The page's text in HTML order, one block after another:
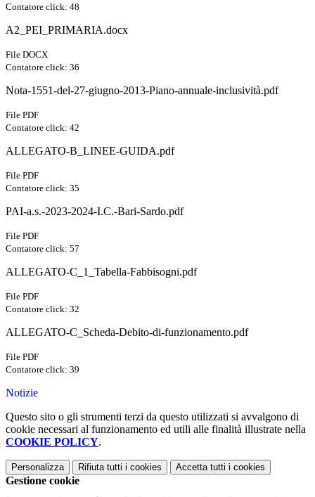
Contatore click: 48
A2_PEI_PRIMARIA.docx
File DOCX
Contatore click: 36
Nota-1551-del-27-giugno-2013-Piano-annuale-inclusività.pdf
File PDF
Contatore click: 42
ALLEGATO-B_LINEE-GUIDA.pdf
File PDF
Contatore click: 35
PAI-a.s.-2023-2024-I.C.-Bari-Sardo.pdf
File PDF
Contatore click: 57
ALLEGATO-C_1_Tabella-Fabbisogni.pdf
File PDF
Contatore click: 32
ALLEGATO-C_Scheda-Debito-di-funzionamento.pdf
File PDF
Contatore click: 39
Notizie
Questo sito o gli strumenti terzi da questo utilizzati si avvalgono di
cookie necessari al funzionamento ed utili alle finalità illustrate nella
COOKIE POLICY.
Personalizza Rifiuta tutti i cookies Accetta tutti i cookies
Gestione cookie